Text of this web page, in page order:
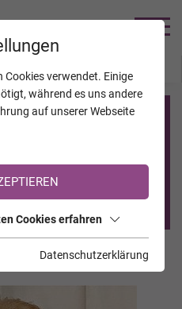
TrauerHilfe.it
registriert?
Registrierung <<
Cookies verwendet. Einige
während es uns andere
auf unserer Webseite
Cookies erfahren
Datenschutzerklärung
VERSTORBENE